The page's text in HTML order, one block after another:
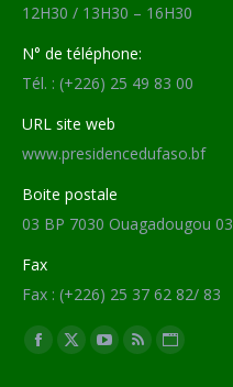
12H30 / 13H30 – 16H30
N° de téléphone:
Tél. : (+226) 25 49 83 00
URL site web
www.presidencedufaso.bf
Boite postale
03 BP 7030 Ouagadougou 03
Fax
Fax : (+226) 25 37 62 82/ 83
Trouvez nous sur :
Facebook
X
YouTube
RSS Site